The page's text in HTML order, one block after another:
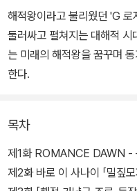
해적왕이라고 불리웠던 'G
둘러싸고 펼쳐지는 대해적 시
는 미래의 해적왕을 꿈꾸며
한다.
목차
제1화 ROMANCE DAWN -
제2화 바로 이 사나이 「밀짚모